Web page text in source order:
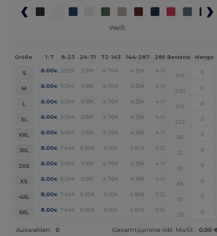
Weiß
Größe 1-7 8-23 24-71 72-143 144-287 288 + Mehr
Bestand Menge
S 6.00€ 5.59€ 5.18€ 4.76€ 4.35€ 4.14 +
145
M
6.00€ 5.59€ 5.18€ 4.76€ 4.35€ 4.14 +
290
L
6.00€ 5.59€ 5.18€ 4.76€ 4.35€ 4.14 +
241
XL
6.00€ 5.59€ 5.18€ 4.76€ 4.35€ 4.14 +
222
XXL
6.00€ 5.59€ 5.18€ 4.76€ 4.35€ 4.14 +
116
3XL
8.00€ 7.46€ 6.90€ 6.35€ 5.80€ 5.52 +
12
2XS
6.00€ 5.59€ 5.18€ 4.76€ 4.35€ 4.14 +
39
XS
6.00€ 5.59€ 5.18€ 4.76€ 4.35€ 4.14 +
66
4XL
8.00€ 7.46€ 6.90€ 6.35€ 5.80€ 5.52 +
10
5XL
8.00€ 7.46€ 6.90€ 6.35€ 5.80€ 5.52 +
20
Auswahlen: 0 Gesamtsumme inkl. MwSt.: 0.00